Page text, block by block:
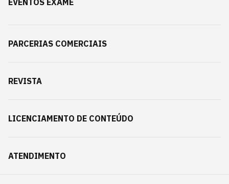
EVENTOS EXAME
PARCERIAS COMERCIAIS
REVISTA
LICENCIAMENTO DE CONTEÚDO
ATENDIMENTO